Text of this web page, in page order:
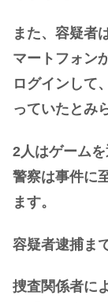
また、容疑者
マートフォン
ログインして
っていたとみ
2人はゲームを
警察は事件に
ます。
容疑者逮捕ま
捜査関係者に